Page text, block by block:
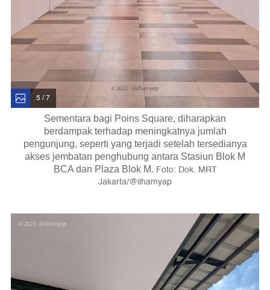
5 / 7
Sementara bagi Poins Square, diharapkan
berdampak terhadap meningkatnya jumlah
pengunjung, seperti yang terjadi setelah tersedianya
akses jembatan penghubung antara Stasiun Blok M
BCA dan Plaza Blok M. Foto: Dok. MRT
Jakarta/@ilhamyap